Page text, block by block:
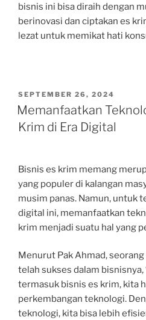
bisnis ini bisa diraih dengan
berinovasi dan ciptakan es
lezat untuk memikat hati
POSTED
ON
SEPTEMBER 26, 2024
Memanfaatkan
Krim di Era Digital
Bisnis es krim memang
yang populer di kalangan
musim panas. Namun, untuk
digital ini, memanfaatkan
krim menjadi suatu hal yang
Menurut Pak Ahmad,
telah sukses dalam bisnisnya,
termasuk bisnis es krim, kita
perkembangan teknologi.
teknologi, kita bisa lebih